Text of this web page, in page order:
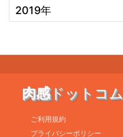
2019年
肉感ドットコム
ご利用規約
プライバシーポリシー